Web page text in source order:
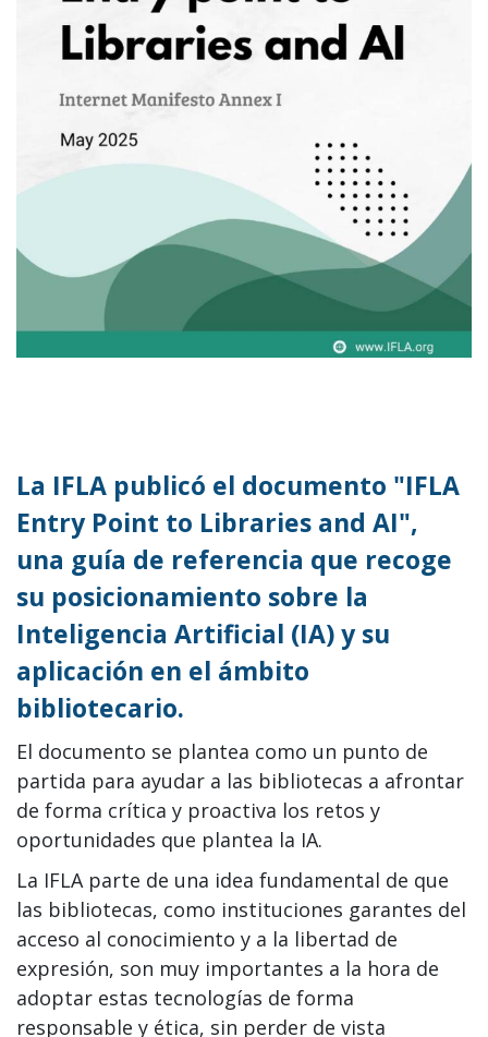
La IFLA publicó el documento "IFLA
Entry Point to Libraries and AI",
una guía de referencia que recoge
su posicionamiento sobre la
Inteligencia Artificial (IA) y su
aplicación en el ámbito
bibliotecario.
El documento se plantea como un punto de
partida para ayudar a las bibliotecas a afrontar
de forma crítica y proactiva los retos y
oportunidades que plantea la IA.
La IFLA parte de una idea fundamental de que
las bibliotecas, como instituciones garantes del
acceso al conocimiento y a la libertad de
expresión, son muy importantes a la hora de
adoptar estas tecnologías de forma
responsable y ética, sin perder de vista